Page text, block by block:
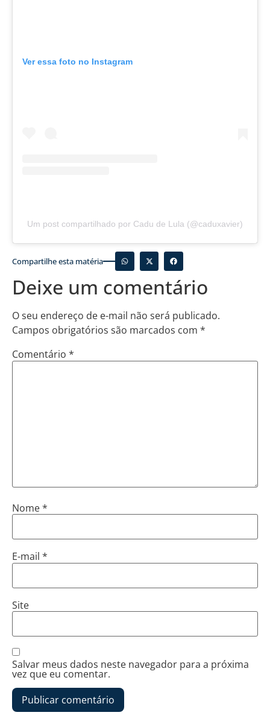
Ver essa foto no Instagram
Um post compartilhado por Cadu de Lula (@caduxavier)
Compartilhe esta matéria
Deixe um comentário
O seu endereço de e-mail não será publicado.
Campos obrigatórios são marcados com *
Comentário *
Nome*
E-mail *
Site
Salvar meus dados neste navegador para a próxima
vez que eu comentar.